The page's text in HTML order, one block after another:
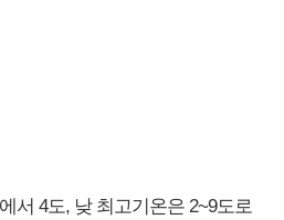
서 4도, 낮 최고기온은 2~9도로